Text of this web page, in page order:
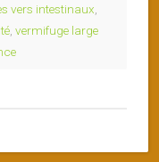
vers intestinaux
vermifuge large